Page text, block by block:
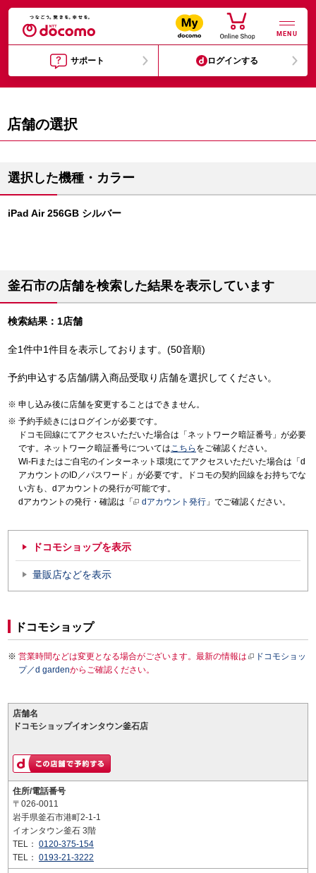
MENU
サポート ログインする
店舗の選択
選択した機種・カラー
iPad Air 256GB シルバー
釜石市の店舗を検索した結果を表示しています
検索結果：1店舗
全1件中1件目を表示しております。(50音順)
予約申込する店舗/購入商品受取り店舗を選択してください。
申し込み後に店舗を変更することはできません。
予約手続きにはログインが必要です。
ドコモ回線にてアクセスいただいた場合は「ネットワーク暗証番号」が必要
です。ネットワーク暗証番号についてはこちら をご確認ください。
Wi-Fiまたはご自宅のインターネット環境にてアクセスいただいた場合は「d
アカウントのID／パスワード」が必要です。ドコモの契約回線をお持ちでな
い方も、dアカウントの発行が可能です。
dアカウントの発行・確認は「
dアカウント発行 」でご確認ください。
ドコモショップを表示
量販店などを表示
ドコモショップ
営業時間などは変更となる場合がございます。最新の情報は
ドコモショッ
プ／d gardenからご確認ください。
店舗名
ドコモショップイオンタウン釜石店
住所/電話番号
〒026-0011
岩手県釜石市港町2-1-1
イオンタウン釜石 3階
TEL： 0120-375-154
TEL： 0193-21-3222